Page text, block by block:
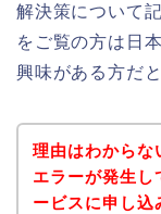
解決策について
をご覧の方は日
興味がある方だ
理由はわからな
エラーが発生し
ービスに申し込